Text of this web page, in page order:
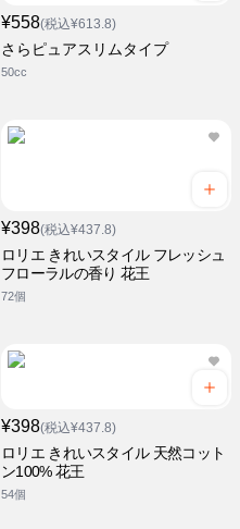
¥558(税込¥613.8)
さらピュアスリムタイプ
50cc
¥398(税込¥437.8)
ロリエ きれいスタイル フレッシュ
フローラルの香り 花王
72個
¥398(税込¥437.8)
ロリエ きれいスタイル 天然コット
ン100% 花王
54個